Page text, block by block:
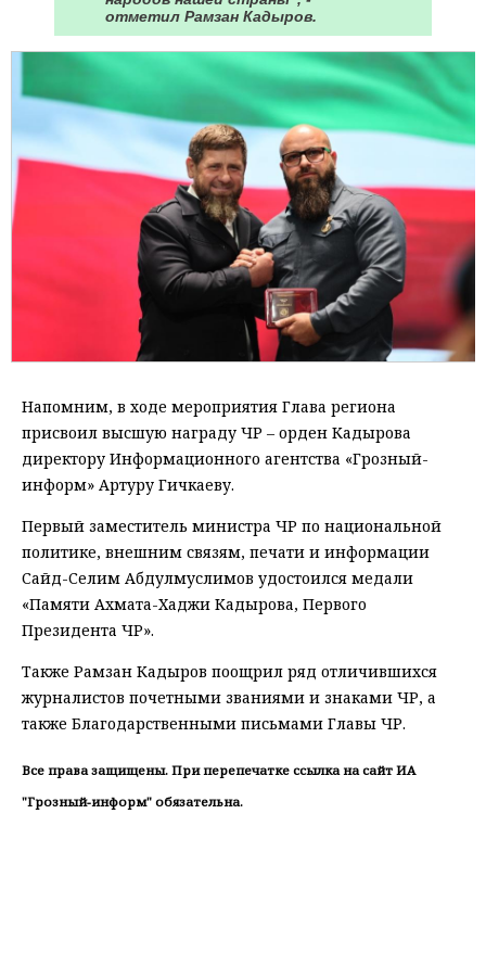
отметил Рамзан Кадыров.
Напомним, в ходе мероприятия Глава региона
присвоил высшую награду ЧР – орден Кадырова
директору Информационного агентства «Грозный-
информ» Артуру Гичкаеву.
Первый заместитель министра ЧР по национальной
политике, внешним связям, печати и информации
Сайд-Селим Абдулмуслимов удостоился медали
«Памяти Ахмата-Хаджи Кадырова, Первого
Президента ЧР».
Также Рамзан Кадыров поощрил ряд отличившихся
журналистов почетными званиями и знаками ЧР, а
также Благодарственными письмами Главы ЧР.
Все права защищены. При перепечатке ссылка на сайт ИА
"Грозный-информ" обязательна.